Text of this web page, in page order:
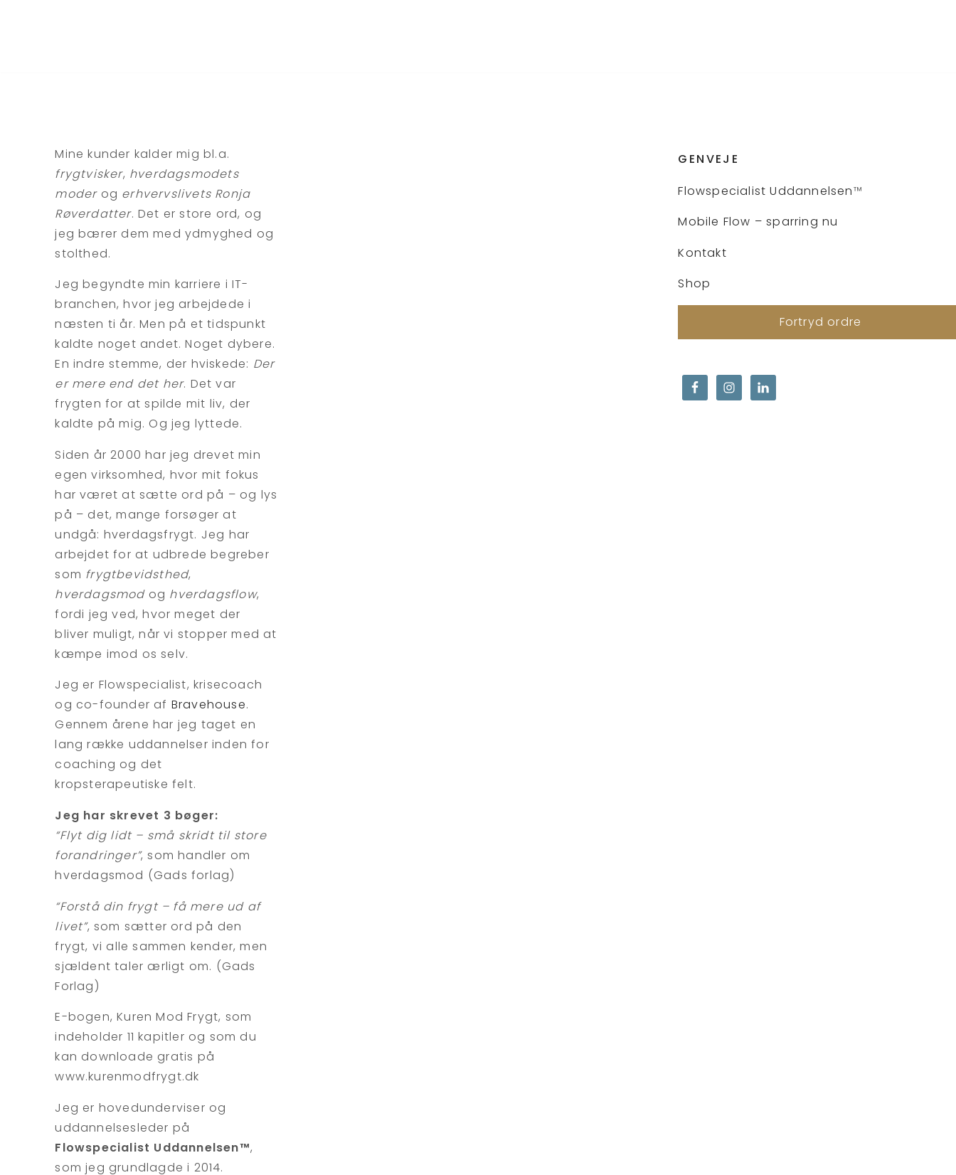
Mine kunder kalder mig bl.a.
frygtvisker, hverdagsmodets
moderog erhvervslivets Ronja
Røverdatter. Det er store ord, og
jeg bærer dem med ydmyghed og
stolthed.
Jeg begyndte min karriere i IT-
branchen, hvor jeg arbejdede i
næsten ti år. Men på et tidspunkt
kaldte noget andet. Noget dybere.
En indre stemme, der hviskede: Der
er mere end det her. Det var
frygten for at spilde mit liv, der
kaldte på mig. Og jeg lyttede.
Siden år 2000 har jeg drevet min
egen virksomhed, hvor mit fokus
har været at sætte ord på – og lys
på – det, mange forsøger at
undgå: hverdagsfrygt. Jeg har
arbejdet for at udbrede begreber
som frygtbevidsthed,
hverdagsmodog hverdagsflow,
fordi jeg ved, hvor meget der
bliver muligt, når vi stopper med at
kæmpe imod os selv.
Jeg er Flowspecialist, krisecoach
og co-founder af Bravehouse.
Gennem årene har jeg taget en
lang række uddannelser inden for
coaching og det
kropsterapeutiske felt.
Jeg har skrevet 3 bøger:
“Flyt dig lidt – små skridt til store
forandringer”, som handler om
hverdagsmod (Gads forlag)
“Forstå din frygt – få mere ud af
livet”, som sætter ord på den
frygt, vi alle sammen kender, men
sjældent taler ærligt om. (Gads
Forlag)
E-bogen, Kuren Mod Frygt, som
indeholder 11 kapitler og som du
kan downloade gratis på
www.kurenmodfrygt.dk
Jeg er hovedunderviser og
uddannelsesleder på
Flowspecialist Uddannelsen™,
som jeg grundlagde i 2014.
GENVEJE
Flowspecialist Uddannelsen™
Mobile Flow – sparring nu
Kontakt
Shop
Fortryd ordre